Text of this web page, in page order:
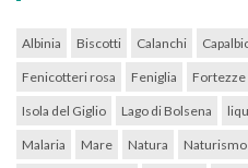
Albinia Biscotti Calanchi
Fenicotteri rosa Feniglia Fortezze
Isola del Giglio Lago di Bolsena
Malaria Mare Natura Naturismo